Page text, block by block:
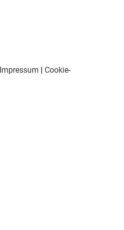
Impressum
Cookie-